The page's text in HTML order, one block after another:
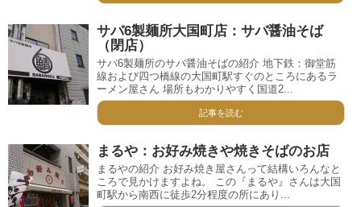
サバ6製麺所大国町店：サバ醤油そば
（閉店）
サバ6製麺所のサバ醤油そばの紹介 地下鉄：御堂筋
線および四つ橋線の大国町駅すぐのところにあるラ
ーメン屋さん 場所もわかりやすく国道2...
記事を読む
まるや：お好み焼きや焼きそばのお店
まるやの紹介 お好み焼き屋さんって結構いろんなと
ころで見かけますよね。 この『まるや』さんは大国
町駅から南西に徒歩2分程度の所にあり...